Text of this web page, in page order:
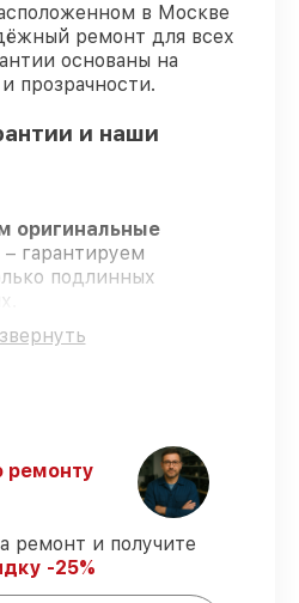
в Москве
ремонт для всех
основаны на
прозрачности.
и наши
оригинальные
– гарантируем
подлинных
знаний и навыков, что
прицела Pard NV-
сроки.
ремонта – все
и комплектующие
гарантией.
ремонту
ремонт и получите
-25%